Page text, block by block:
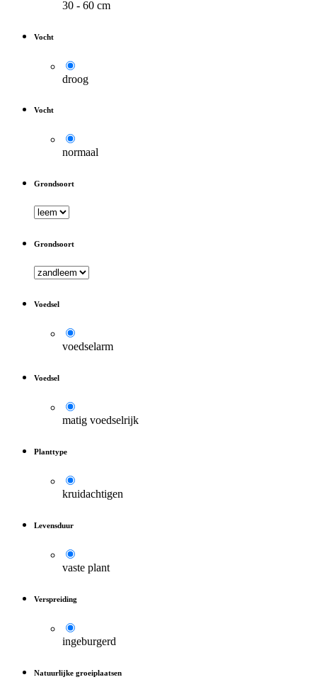
30 - 60 cm
Vocht
droog
Vocht
normaal
Grondsoort
Grondsoort
Voedsel
voedselarm
Voedsel
matig voedselrijk
Planttype
kruidachtigen
Levensduur
vaste plant
Verspreiding
ingeburgerd
Natuurlijke groeiplaatsen